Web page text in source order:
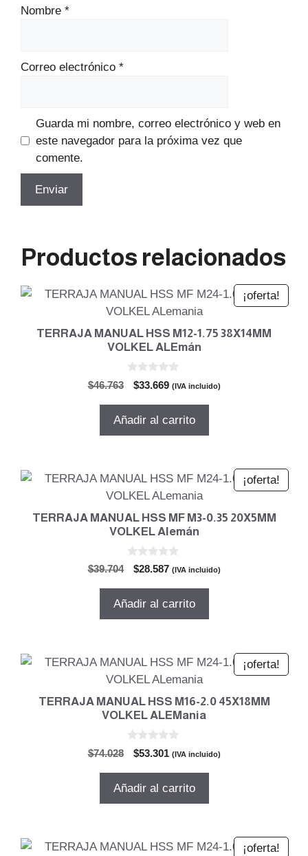
Nombre *
Correo electrónico *
Guarda mi nombre, correo electrónico y web en
este navegador para la próxima vez que
comente.
Productos relacionados
¡oferta!
TERRAJA MANUAL HSS M12-1.75 38X14MM
VOLKEL ALEmán
$46.763
El
original
$33.669El
actual
(IVA incluido)
Añadir al carrito
¡oferta!
TERRAJA MANUAL HSS MF M3-0.35 20X5MM
VOLKEL Alemán
$39.704
El
original
$28.587El
actual
(IVA incluido)
Añadir al carrito
¡oferta!
TERRAJA MANUAL HSS M16-2.0 45X18MM
VOLKEL ALEMania
$74.028
El
original
$53.301 El
actual
(IVA incluido)
Añadir al carrito
¡oferta!